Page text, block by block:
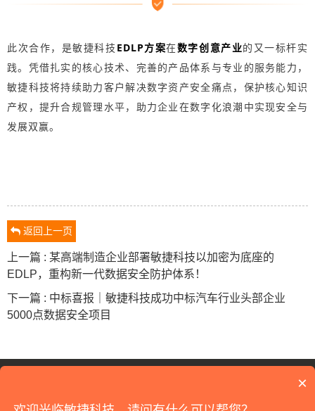
此次合作，是敏捷科技 EDLP方案在数字创意产业的又一标杆实
践。凭借扎实的核心技术、完善的产品体系与专业的服务能力，
敏捷科技将持续助力客户解决数字资产安全痛点，保护核心知识
产权，提升合规管理水平，助力企业在数字化浪潮中实现安全与
发展双赢。
返回上一页
上一篇 : 某高端制造企业部署敏捷科技以加密为底座的
EDLP，重构新一代数据安全防护体系！
下一篇 : 中标喜报｜敏捷科技成功中标汽车行业头部企业
5000点数据安全项目
©2026 All Rights Reserved 江苏敏捷科技 版权所有
×